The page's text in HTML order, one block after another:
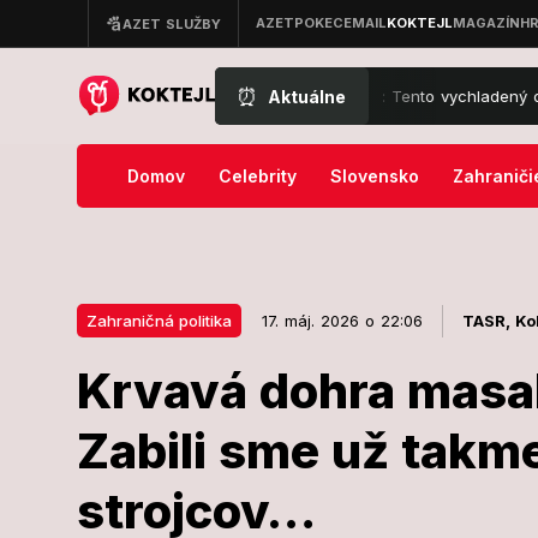
⏰ Aktuálne
Hit leta Andrey Chabroňovej: Tento vychladený dezert
Domov Celebrity Slovensko
Zahraničná politika 17. máj. 2026 o 22:06 TASR,
Krvavá dohra
Zabili sme už
strojcov…
Zahraničná politika
Krvavá dohra